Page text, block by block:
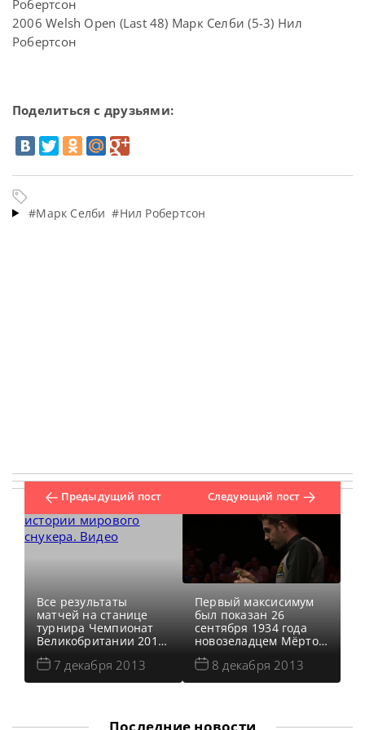
Робертсон
2006 Welsh Open (Last 48) Марк Селби (5-3) Нил
Робертсон
Поделиться с друзьями:
#Марк Селби #Нил Робертсон
Предыдущий пост
Все результаты
матчей на станице
турнира Чемпионат
Великобритании 2013
Во втором
полуфинальном матче
Чемпионата
сделал второй в своей
7 декабря 2013
Следующий пост
Первый максисимум
был показан 26
сентября 1934 года
новозеладцем Мёртом
О’Донохью в
Гриффите, Новый
Южный Уэльс,
8 декабря 2013
Последние новости